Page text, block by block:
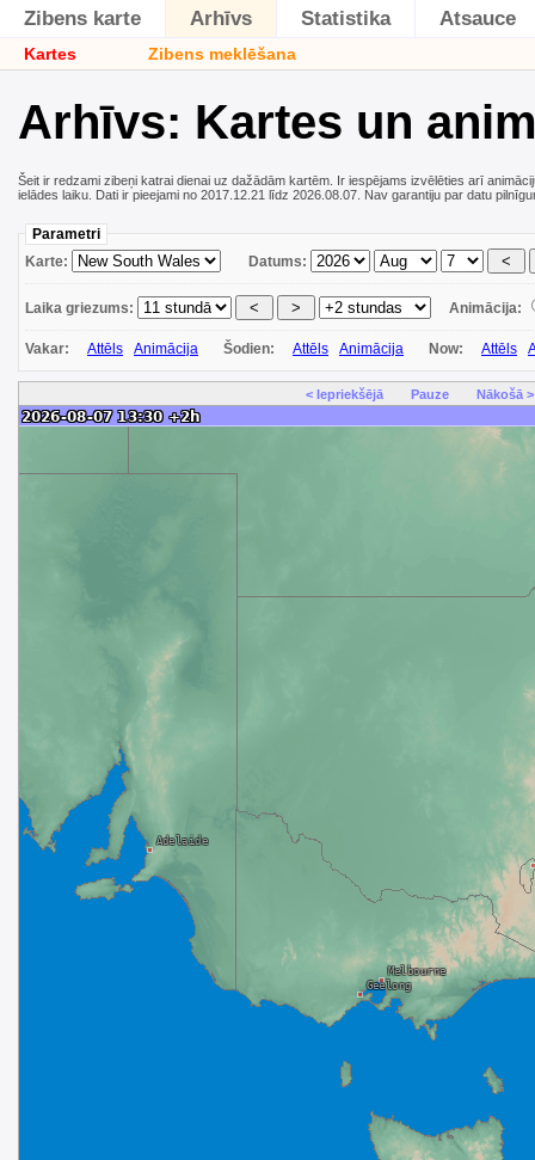
Zibens karte Arhīvs Statistika Atsauce
Kartes Zibens meklēšana
Arhīvs: Kartes un
Šeit ir redzami zibeņi katrai dienai uz dažādām kartēm. Ir iespējams izvēlēties arī
ielādes laiku. Dati ir pieejami no 2017.12.21 līdz 2026.08.07. Nav garantiju par datu
Parametri
Karte:
Datums:
Laika griezums: Animācija:
Vakar: Attēls Animācija Šodien: Attēls Animācija Now: Attēls
< Iepriekšējā Pauze Nākošā >